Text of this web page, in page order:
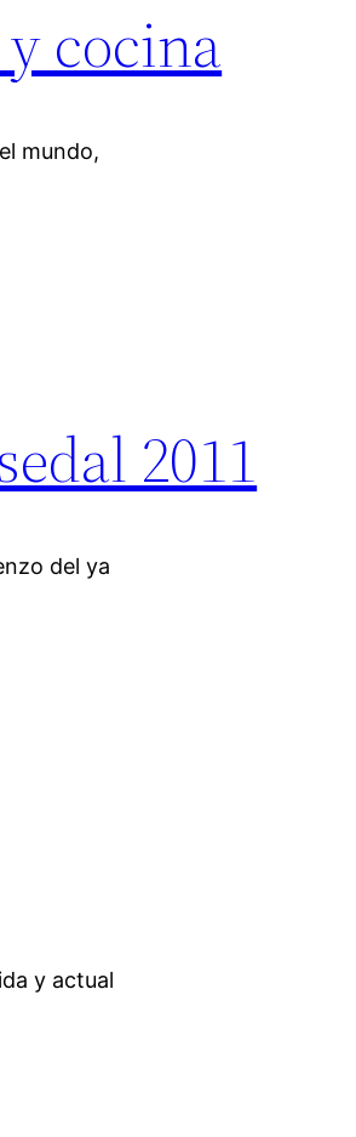
cocina
mundo,
2011
del ya
y actual